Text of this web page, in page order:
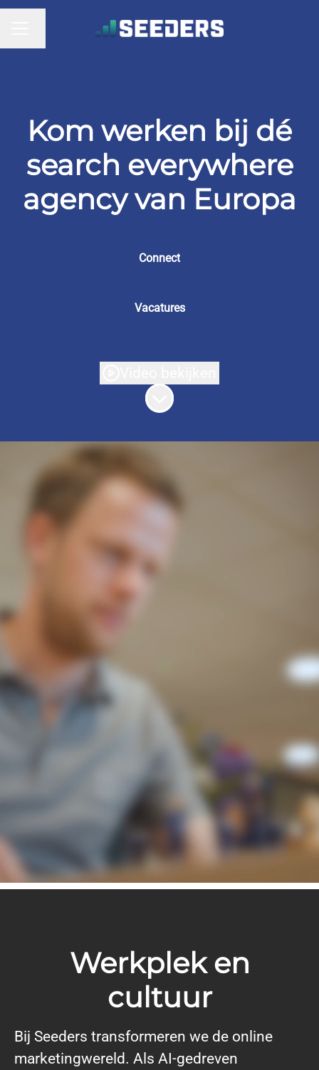
Kom werken bij dé
search everywhere
agency van Europa
Connect
Vacatures
Naar content scrollen
Jouw expertise,
onze techniek,
global impact
De wereld van search verandert sneller dan
Google alleen, want wij optimaliseren voor
elk platform waar een vraag wordt gesteld.
Als internationale Online Marketing agency
combineren we menselijke expertise met de
kracht van AI en technologie, om onze klant
Heb jij de skills en drive om mee te bouwen
aan de toekomst van Search Everywhere
Optimization?
Werkplek en
cultuur
Bij Seeders transformeren we de online
marketingwereld. Als AI-gedreven